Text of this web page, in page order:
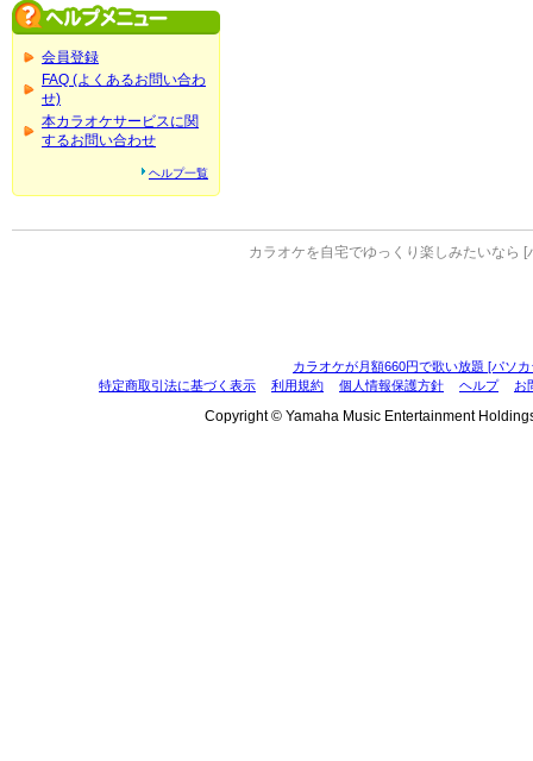
会員登録
FAQ (よくあるお問い合わ
せ)
本カラオケサービスに関
するお問い合わせ
ヘルプ一覧
カラオケを自宅でゆっくり楽しみたいなら [
カラオケが月額660円で歌い放題 [パソ
特定商取引法に基づく表示
利用規約 個人情報保護方針 ヘルプ お
Copyright © Yamaha Music Entertainment